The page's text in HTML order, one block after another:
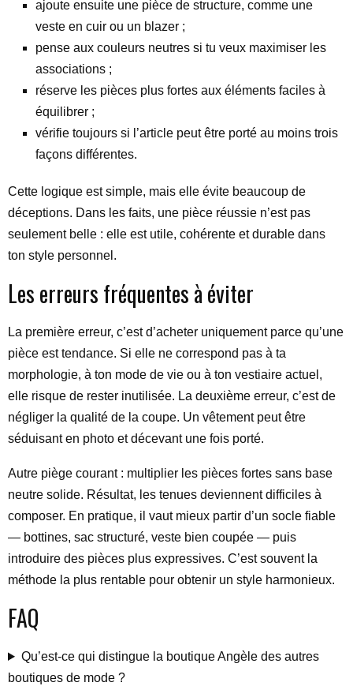
ajoute ensuite une pièce de structure, comme une
veste en cuir ou un blazer ;
pense aux couleurs neutres si tu veux maximiser les
associations ;
réserve les pièces plus fortes aux éléments faciles à
équilibrer ;
vérifie toujours si l’article peut être porté au moins trois
façons différentes.
Cette logique est simple, mais elle évite beaucoup de
déceptions. Dans les faits, une pièce réussie n’est pas
seulement belle : elle est utile, cohérente et durable dans
ton style personnel.
Les erreurs fréquentes à éviter
La première erreur, c’est d’acheter uniquement parce qu’une
pièce est tendance. Si elle ne correspond pas à ta
morphologie, à ton mode de vie ou à ton vestiaire actuel,
elle risque de rester inutilisée. La deuxième erreur, c’est de
négliger la qualité de la coupe. Un vêtement peut être
séduisant en photo et décevant une fois porté.
Autre piège courant : multiplier les pièces fortes sans base
neutre solide. Résultat, les tenues deviennent difficiles à
composer. En pratique, il vaut mieux partir d’un socle fiable
— bottines, sac structuré, veste bien coupée — puis
introduire des pièces plus expressives. C’est souvent la
méthode la plus rentable pour obtenir un style harmonieux.
FAQ
Qu’est-ce qui distingue la boutique Angèle des autres
boutiques de mode ?